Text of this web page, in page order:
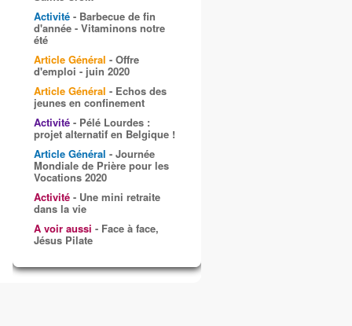
Activité - Barbecue de fin
d'année - Vitaminons notre
été
Article Général - Offre
d'emploi - juin 2020
Article Général - Echos des
jeunes en confinement
Activité - Pélé Lourdes :
projet alternatif en Belgique !
Article Général - Journée
Mondiale de Prière pour les
Vocations 2020
Activité - Une mini retraite
dans la vie
A voir aussi - Face à face,
Jésus Pilate